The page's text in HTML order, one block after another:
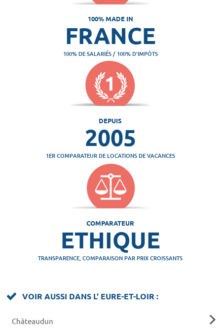
100% MADE IN
FRANCE
100% DE SALARIÉS / 100% D'IMPÔTS
DEPUIS
2005
1ER COMPARATEUR DE LOCATIONS DE VACANCES
COMPARATEUR
ETHIQUE
TRANSPARENCE, COMPARAISON PAR PRIX CROISSANTS
VOIR AUSSI DANS L' EURE-ET-LOIR :
Châteaudun